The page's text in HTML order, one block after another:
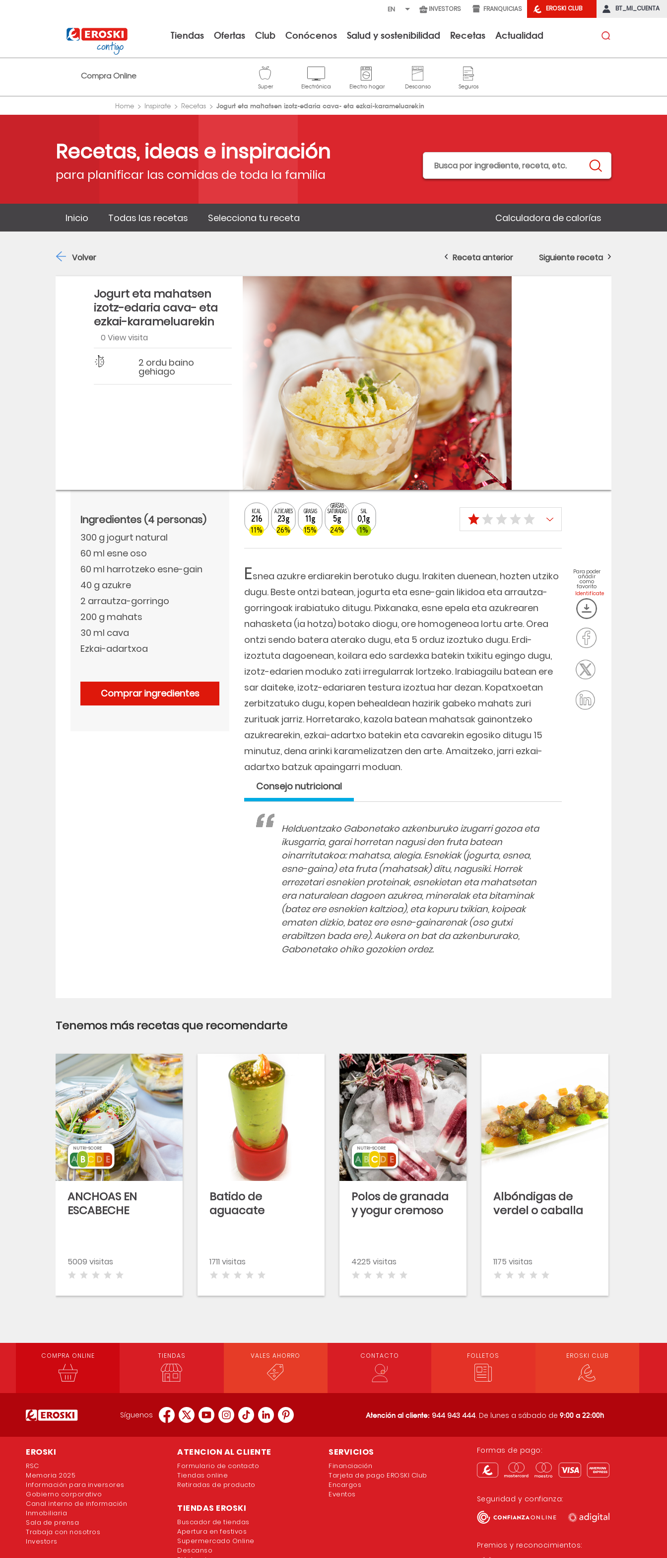
EROSKI CLUB BT_MI_CUENTA
INVESTORS FRANQUICIAS
Tiendas Ofertas Club Conócenos Salud y sostenibilidad Recetas Actualidad
Compra Online
Home Inspirate Recetas Jogurt eta mahatsen izotz-edaria cava- eta ezkai-karameluarekin
Recetas, ideas e inspiración
para planificar las comidas de toda la familia
Inicio Todas las recetas Selecciona tu receta Calculadora de calorías
Jogurt eta mahatsen
izotz-edaria cava- eta
ezkai-karameluarekin
0 View visita
Dificultad
Tiempo 2 ordu baino
gehiago
KCAL
216
11%
AZÚCARES
23g
26%
GRASAS
11g
15%
GRASAS
SATURADAS
5g
24%
SAL
0,1g
1%
Esnea azukre erdiarekin berotuko dugu. Irakiten duenean, hozten utziko
dugu. Beste ontzi batean, jogurta eta esne-gain likidoa eta arrautza-
gorringoak irabiatuko ditugu. Pixkanaka, esne epela eta azukrearen
nahasketa (ia hotza) botako diogu, ore homogeneoa lortu arte. Orea
ontzi sendo batera aterako dugu, eta 5 orduz izoztuko dugu. Erdi-
izoztuta dagoenean, koilara edo sardexka batekin txikitu egingo dugu,
izotz-edarien moduko zati irregularrak lortzeko. Irabiagailu batean ere
sar daiteke, izotz-edariaren testura izoztua har dezan. Kopatxoetan
zerbitzatuko dugu, kopen behealdean hazirik gabeko mahats zuri
zurituak jarriz. Horretarako, kazola batean mahatsak gainontzeko
azukrearekin, ezkai-adartxo batekin eta cavarekin egosiko ditugu 15
minutuz, dena arinki karamelizatzen den arte. Amaitzeko, jarri ezkai-
adartxo batzuk apaingarri moduan.
Consejo nutricional
Helduentzako Gabonetako azkenburuko izugarri gozoa eta
ikusgarria, garai horretan nagusi den fruta batean
oinarritutakoa: mahatsa, alegia. Esnekiak (jogurta, esnea,
esne-gaina) eta fruta (mahatsak) ditu, nagusiki. Horrek
errezetari esnekien proteinak, esnekietan eta mahatsetan
era naturalean dagoen azukrea, mineralak eta bitaminak
(batez ere esnekien kaltzioa), eta kopuru txikian, koipeak
ematen dizkio, batez ere esne-gainarenak (oso gutxi
erabiltzen bada ere). Aukera on bat da azkenbururako,
Gabonetako ohiko gozokien ordez.
Para poder
añadir
como
favorito
Ingredientes (4 personas)
300 g jogurt natural
60 ml esne oso
60 ml harrotzeko esne-gain
40 g azukre
2 arrautza-gorringo
200 g mahats
30 ml cava
Ezkai-adartxoa
Comprar ingredientes
Volver Receta anterior Siguiente receta
Tenemos más recetas que recomendarte
ANCHOAS EN
ESCABECHE
5009 visitas
NUTRI-SCORE
Batido de
aguacate
1711 visitas
Polos de granada
y yogur cremoso
4225 visitas
NUTRI-SCORE
Albóndigas de
verdel o caballa
1175 visitas
COMPRA ONLINE TIENDAS VALES AHORRO CONTACTO FOLLETOS EROSKI CLUB
Síguenos Atención al cliente: 944 943 444. De lunes a sábado de 9:00 a 22:00h
EROSKI
RSC
Memoria 2025
Información para inversores
Gobierno corporativo
Canal interno de información
Inmobiliaria
Sala de prensa
Trabaja con nosotros
Investors
ATENCION AL CLIENTE
Formulario de contacto
Tiendas online
Retiradas de producto
TIENDAS EROSKI
Buscador de tiendas
Apertura en festivos
Supermercado Online
Descanso
SERVICIOS
Financiación
Tarjeta de pago EROSKI Club
Encargos
Eventos
Formas de pago:
Seguridad y confianza:
Premios y reconocimientos: